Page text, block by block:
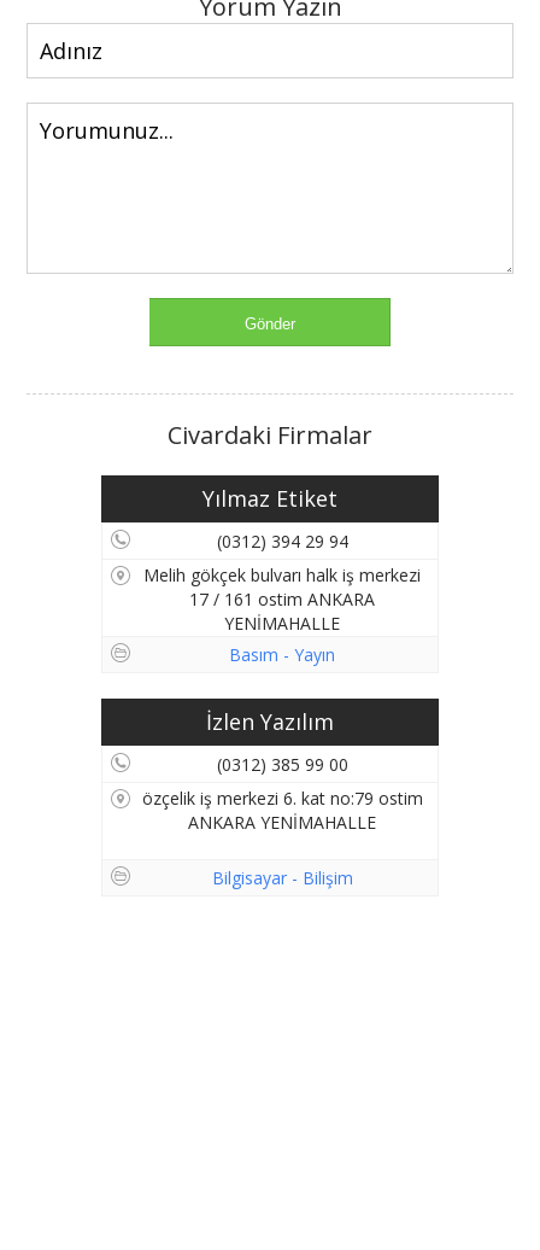
Yorum Yazın
Civardaki Firmalar
Yılmaz Etiket
(0312) 394 29 94
Melih gökçek bulvarı halk iş merkezi
17 / 161 ostim ANKARA
YENİMAHALLE
Basım - Yayın
İzlen Yazılım
(0312) 385 99 00
özçelik iş merkezi 6. kat no:79 ostim
ANKARA YENİMAHALLE
Bilgisayar - Bilişim